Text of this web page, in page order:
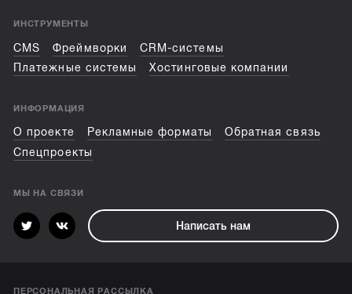
ИНСТРУМЕНТЫ
CMS Фреймворки
CRM-системы
Платежные системы
Хостинговые компании
ИНФОРМАЦИЯ
О проекте Рекламные форматы
Обратная связь
Спецпроекты
МЫ НА СВЯЗИ
Написать нам
ПЕРСОНАЛЬНАЯ РАССЫЛКА